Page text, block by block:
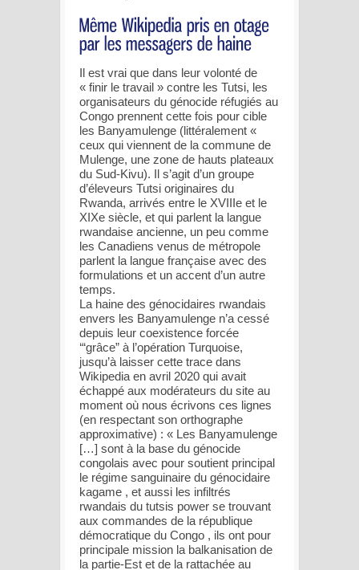
Il est vrai que dans leur volonté de
« finir le travail » contre les Tutsi, les
organisateurs du génocide réfugiés au
Congo prennent cette fois pour cible
les Banyamulenge (littéralement «
ceux qui viennent de la commune de
Mulenge, une zone de hauts plateaux
du Sud-Kivu). Il s’agit d’un groupe
d’éleveurs Tutsi originaires du
Rwanda, arrivés entre le XVIIIe et le
XIXe siècle, et qui parlent la langue
rwandaise ancienne, un peu comme
les Canadiens venus de métropole
parlent la langue française avec des
formulations et un accent d’un autre
temps.
La haine des génocidaires rwandais
envers les Banyamulenge n’a cessé
depuis leur coexistence forcée
‘“grâce” à l’opération Turquoise,
jusqu’à laisser cette trace dans
Wikipedia en avril 2020 qui avait
échappé aux modérateurs du site au
moment où nous écrivons ces lignes
(en respectant son orthographe
approximative) : « Les Banyamulenge
[…] sont à la base du génocide
congolais avec pour soutient principal
le régime sanguinaire du génocidaire
kagame , et aussi les infiltrés
rwandais du tutsis power se trouvant
aux commandes de la république
démocratique du Congo , ils ont pour
principale mission la balkanisation de
la partie-Est et de la rattachée au